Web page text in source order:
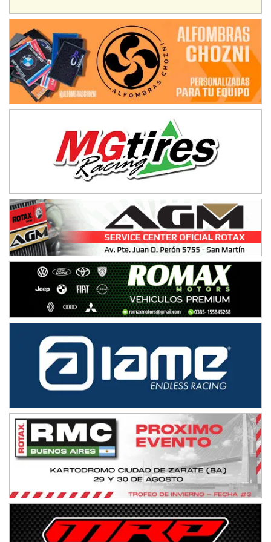
SUR SANTAFESINO - F4
José Samuel Sánchez (Tierra)
Rufino (Santa Fe)
TUCUMANO - F5
Juan Navarro (Asfalto)
El Timbó (Tucumán)